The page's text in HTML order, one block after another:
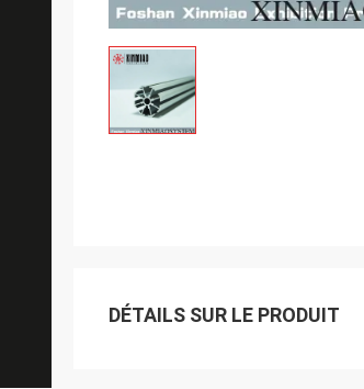
DÉTAILS SUR LE PRODUIT